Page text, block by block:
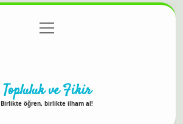
Gizlilik Politikası
menüyü
aç
Topluluk ve Fikir
Birlikte öğren, birlikte ilham al!